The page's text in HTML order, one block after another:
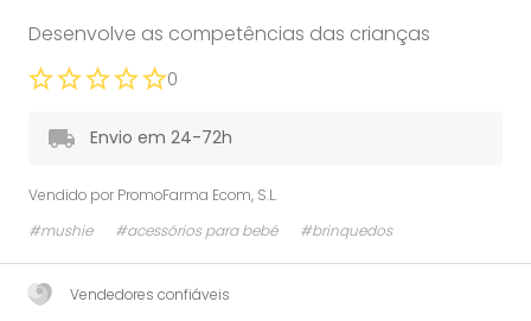
Desenvolve as competências das crianças
0
Envio em 24-72h
Vendido por PromoFarma Ecom, S.L.
#mushie
#acessórios para bebé #brinquedos
Vendedores confiáveis